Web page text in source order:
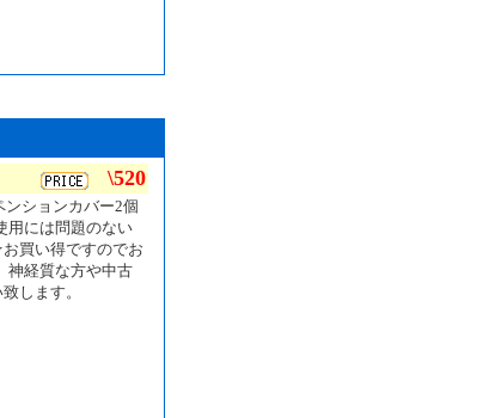
\520
ションカバー2個
用には問題のない
買い得ですのでお
神経質な方や中古
します。